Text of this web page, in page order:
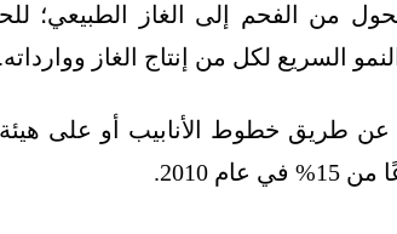
من الفحم إلى الغاز الطبيعي؛
السريع لكل من إنتاج الغاز ووارداته.
طريق خطوط الأنابيب أو على